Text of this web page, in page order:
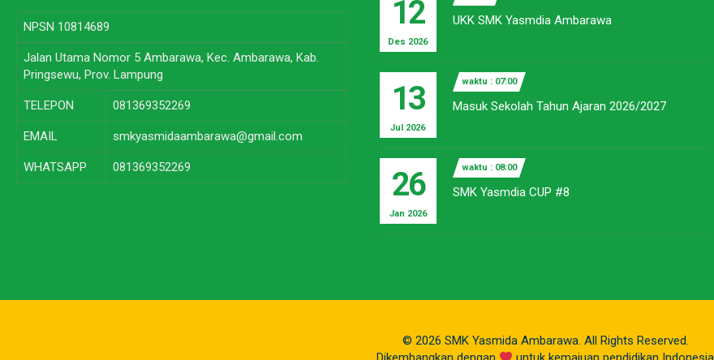
NPSN 10814689
Jalan Utama Nomor 5 Ambarawa, Kec. Ambarawa, Kab.
Pringsewu, Prov. Lampung
TELEPON 081369352269
EMAIL smkyasmidaambarawa@gmail.com
WHATSAPP 081369352269
12
Des 2026
UKK SMK Yasmdia Ambarawa
13
Jul 2026
waktu : 07:00
Masuk Sekolah Tahun Ajaran 2026/2027
26
Jan 2026
waktu : 08:00
SMK Yasmdia CUP #8
© 2026 SMK Yasmida Ambarawa. All Rights Reserved.